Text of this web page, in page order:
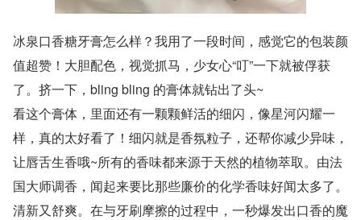
冰泉口香糖牙膏怎么样？我用了一段时间，感觉它的包装颜
值超赞！大胆配色，视觉抓马，少女心“叮”一下就被俘获
了。挤一下，bling bling 的膏体就钻出了头~
看这个膏体，里面还有一颗颗鲜活的细闪，像星河闪耀一
样，真的太好看了！细闪就是香氛粒子，还帮你减少异味，
让唇舌生香哦~所有的香味都来源于天然的植物萃取。由法
国大师调香，闻起来要比那些廉价的化学香味好闻太多了。
清新又舒爽。在与牙刷摩擦的过程中，一秒爆发出口香的魔